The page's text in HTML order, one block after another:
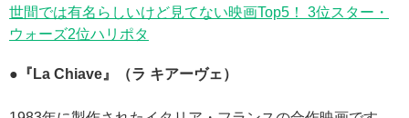
世間では有名らしいけど見てない映画Top5！ 3位スター・
ウォーズ2位ハリポタ
●『La Chiave』（ラ キアーヴェ）